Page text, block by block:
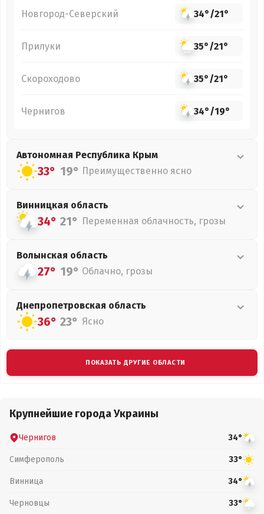
Новгород-Северский 34°/21°
Прилуки 35°/21°
Скороходово 35°/21°
Чернигов 34°/19°
Автономная Республика Крым
33° 19° Преимущественно ясно
Винницкая область
34° 21° Переменная облачность, грозы
Волынская область
27° 19° Облачно, грозы
Днепропетровская область
36° 23° Ясно
ПОКАЗАТЬ ДРУГИЕ ОБЛАСТИ
Крупнейшие города Украины
Чернигов 34°
Симферополь 33°
Винница 34°
Черновцы 33°